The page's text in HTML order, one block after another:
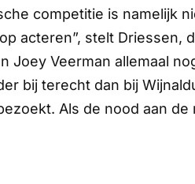
competitie is namelijk
acteren”, stelt Driessen,
Joey Veerman allemaal
bij terecht dan bij
Als de nood aan